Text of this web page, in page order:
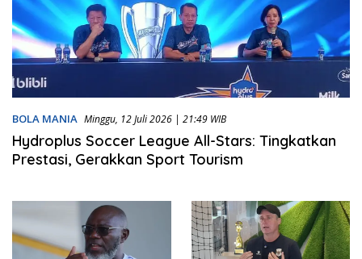
BOLA MANIA Minggu, 12 Juli 2026 | 21:49 WIB
Hydroplus Soccer League All-Stars: Tingkatkan
Prestasi, Gerakkan Sport Tourism